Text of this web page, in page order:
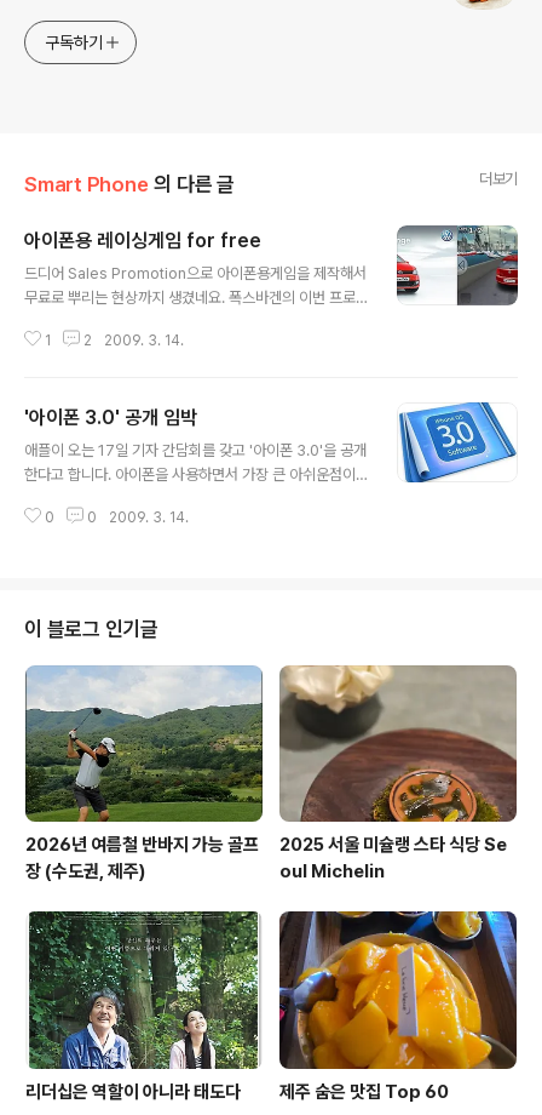
구독하기
Smart Phone 의 다른 글 더보기
아이폰용 레이싱게임 for free
드디어 Sales Promotion으로 아이폰용게임을 제작해서
무료로 뿌리는 현상까지 생겼네요. 폭스바겐의 이번 프로
을까 기대해 봅니다. 아쉬운점이 있다면, 무료체험판을 1개
1 2 2009. 3. 14.
'아이폰 3.0' 공개 임박
애플이 오는 17일 기자 간담회를 갖고 '아이폰 3.0'을 공개
한다고 합니다. 아이폰을 사용하면서 가장 큰 아쉬운점이
폰에 추가되었으면 한 하는 wish list를 정리해봤습니다.
0 0 2009. 3. 14.
이 블로그 인기글
2026년 여름철 반바지 가능 골프
장 (수도권, 제주)
2025 서울 미슐랭 스타 식당 Se
oul Michelin
리더십은 역할이 아니라 태도다 제주 숨은 맛집 Top 60